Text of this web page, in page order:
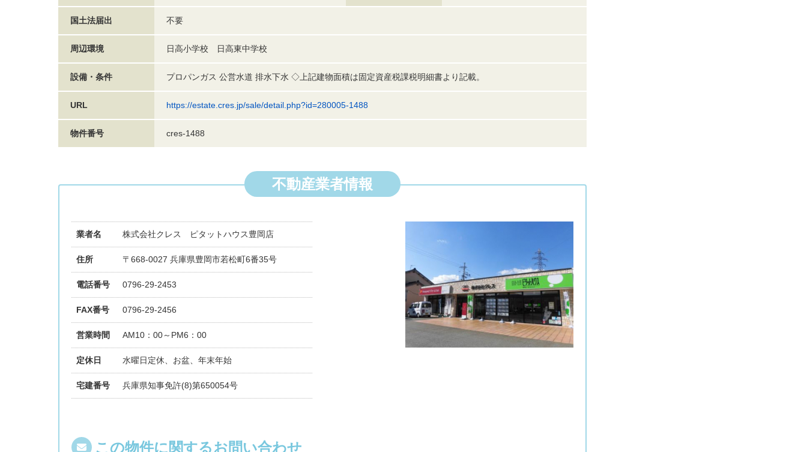
国土法届出 不要
周辺環境 日高小学校 日高東中学校
設備・条件 プロパンガス 公営水道 排水下水 ◇上記建物面積は固定資産税課税明細書より記載。
URL https://estate.cres.jp/sale/detail.php?id=280005-1488
物件番号 cres-1488
不動産業者情報
業者名 株式会社クレス ピタットハウス豊岡店
住所 〒668-0027 兵庫県豊岡市若松町6番35号
電話番号 0796-29-2453
FAX番号 0796-29-2456
営業時間 AM10：00～PM6：00
定休日 水曜日定休、お盆、年末年始
宅建番号 兵庫県知事免許(8)第650054号
この物件に関するお問い合わせ